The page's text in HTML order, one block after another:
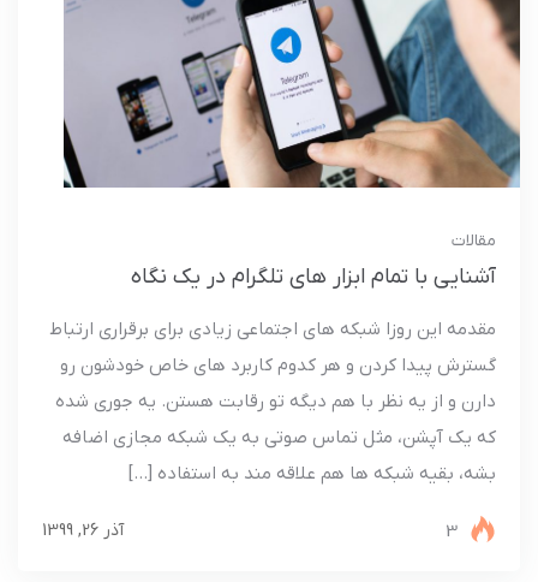
مقالات
آشنایی با تمام ابزار های تلگرام در یک نگاه
مقدمه این روزا شبکه های اجتماعی زیادی برای برقراری ارتباط
گسترش پیدا کردن و هر کدوم کاربرد های خاص خودشون رو
دارن و از یه نظر با هم دیگه تو رقابت هستن. یه جوری شده
که یک آپشن، مثل تماس صوتی به یک شبکه مجازی اضافه
بشه، بقیه شبکه ها هم علاقه مند به استفاده […]
آذر 26, 1399 3